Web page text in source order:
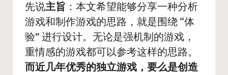
先说主旨 ：本文希望能够分享一种分析
游戏和制作游戏的思路，就是围绕 “体
验” 进行设计。无论是强机制的游戏，
重情感的游戏都可以参考这样的思路。
而近几年优秀的独立游戏，要么是创造